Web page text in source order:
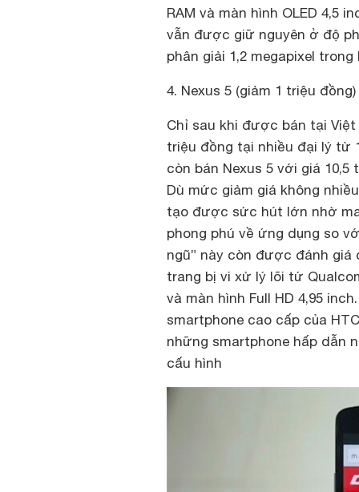
RAM và màn hình OLED 4,5
vẫn được giữ nguyên ở độ
phân giải 1,2 megapixel
4. Nexus 5 (giảm 1 triệu đồng)
Chỉ sau khi được bán tại Việt
triệu đồng tại nhiều đại lý từ
còn bán Nexus 5 với giá
Dù mức giảm giá không
tạo được sức hút lớn nhờ
phong phú về ứng dụng so
ngũ” này còn được đánh
trang bị vi xử lý lõi tứ
và màn hình Full HD 4,95
smartphone cao cấp của
những smartphone hấp dẫn
cấu hình